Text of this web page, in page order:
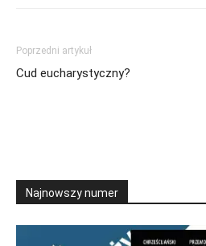
Poprzedni artykuł
Cud eucharystyczny?
Najnowszy numer